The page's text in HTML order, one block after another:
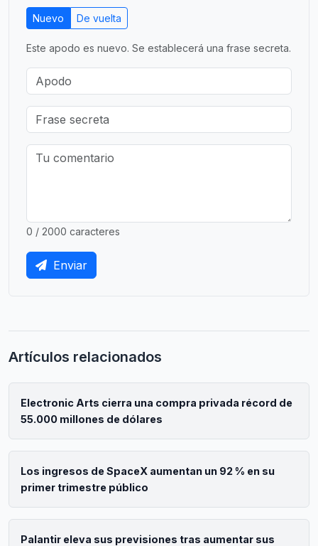
Nuevo De vuelta
Este apodo es nuevo. Se establecerá una frase secreta.
0 / 2000 caracteres
Enviar
Artículos relacionados
Electronic Arts cierra una compra privada récord de
55.000 millones de dólares
Los ingresos de SpaceX aumentan un 92 % en su
primer trimestre público
Palantir eleva sus previsiones tras aumentar sus